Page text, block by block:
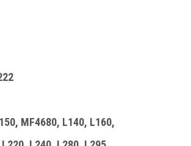
MF4680, L140, L160,